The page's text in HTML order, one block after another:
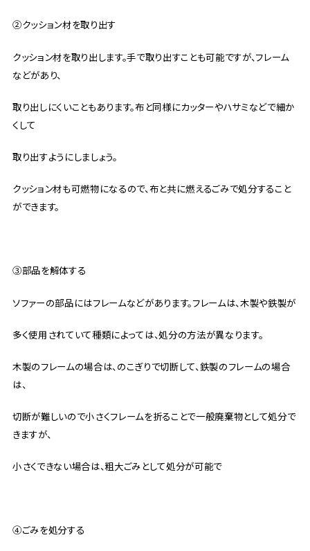
②クッション材を取り出す
クッション材を取り出します。手で取り出すことも可能ですが、フレーム
などがあり、
取り出しにくいこともあります。布と同様にカッターやハサミなどで細か
くして
取り出すようにしましょう。
クッション材も可燃物になるので、布と共に燃えるごみで処分すること
ができます。
③部品を解体する
ソファーの部品にはフレームなどがあります。フレームは、木製や鉄製が
多く使用されていて種類によっては、処分の方法が異なります。
木製のフレームの場合は、のこぎりで切断して、鉄製のフレームの場合
は、
切断が難しいので小さくフレームを折ることで一般廃棄物として処分で
きますが、
小さくできない場合は、粗大ごみとして処分が可能で
④ごみを処分する